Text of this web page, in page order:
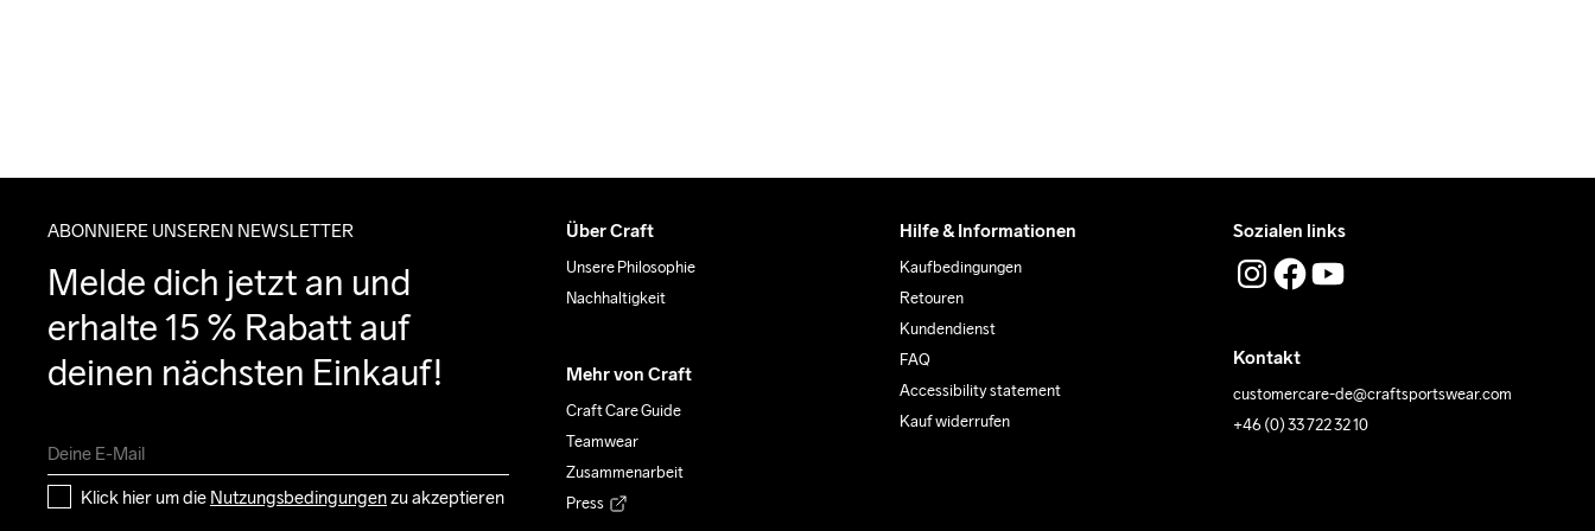
ABONNIERE UNSEREN NEWSLETTER
Melde dich jetzt an und
erhalte 15 % Rabatt auf
deinen nächsten Einkauf!
Klick hier um die Nutzungsbedingungen zu akzeptieren
Über Craft
Unsere Philosophie
Nachhaltigkeit
Mehr von Craft
Craft Care Guide
Teamwear
Zusammenarbeit
Press
Hilfe & Informationen
Kaufbedingungen
Retouren
Kundendienst
FAQ
Accessibility statement
Kauf widerrufen
Sozialen links
Kontakt
customercare-de@craftsportswear.com
+46 (0) 33 722 32 10